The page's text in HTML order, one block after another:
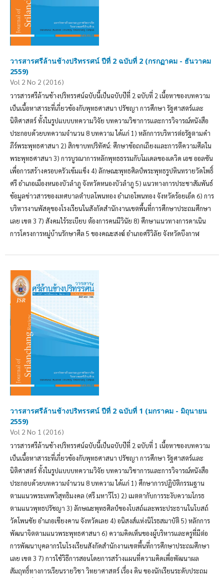
วารสารศรีล้านช้างปริทรรศน์ ปีที่ 2 ฉบับที่ 2 (กรกฏาคม - ธันวาคม
2559)
Vol 2 No 2 (2016)
วารสารศรีล้านช้างปริทรรศน์ฉบับนี้เป็นฉบับปีที่ 2 ฉบับที่ 2 เนื้อหาของบทความ
เป็นเนื้อหาสาระที่เกี่ยวข้องกับพุทธศาสนา ปรัชญา การศึกษา รัฐศาสตร์และ
นิติศาสตร์ ทั้งในรูปแบบบทความวิจัย บทความวิชาการและการวิจารณ์หนังสือ
ประกอบด้วยบทความจำนวน 8 บทความ ได้แก่ 1) หลักการบริหารต่อรัฐตามคำ
ภีร์พระพุทธศาสนา 2) สิกขาบทปริทัศน์: ศึกษาข้อถกเถียงและการตีความศีลใน
พระพุทธศาสนา 3) การบูรณาการหลักพุทธธรรมกับโมเดลของเดวิด เอช ออลซัน
เพื่อการสร้างครอบครัวเข้มแข็ง 4) ลักษณะพุทธศิลป์พระพุทธรูปหินทรายวัดโพธิ์
ศรี อำเภอเมืองหนองบัวลำภู จังหวัดหนองบัวลำภู 5) แนวทางการประชาสัมพันธ์
ข้อมูลข่าวสารของเทศบาลตำบลโพนทอง อำเภอโพนทอง จังหวัดร้อยเอ็ด 6) การ
บริหารงานพัสดุของโรงเรียนในสังกัดสำนักงานเขตพื้นที่การศึกษาประถมศึกษา
เลย เขต 3 7) สังคมไร้ระเบียบ ต้องการคนมีวินัย 8) ศึกษาแนวทางการดาเนิน
การโครงการหมู่บ้านรักษาศีล 5 ของคณะสงฆ์ อำเภอศรีวิลัย จังหวัดบึงกาฬ
วารสารศรีล้านช้างปริทรรศน์ ปีที่ 2 ฉบับที่ 1 (มกราคม - มิถุนายน
2559)
Vol 2 No 1 (2016)
วารสารศรีล้านช้างปริทรรศน์ฉบับนี้เป็นฉบับปีที่ 2 ฉบับที่ 1 เนื้อหาของบทความ
เป็นเนื้อหาสาระที่เกี่ยวข้องกับพุทธศาสนา ปรัชญา การศึกษา รัฐศาสตร์และ
นิติศาสตร์ ทั้งในรูปแบบบทความวิจัย บทความวิชาการและการวิจารณ์หนังสือ
ประกอบด้วยบทความจำนวน 8 บทความ ได้แก่ 1) ศึกษาการปฏิบัติกรรมฐาน
ตามแนวพระเทพวิสุทธิมงคล (ศรี มหาวีโร) 2) เมตตากับการระงับความโกรธ
ตามแนวพุทธปรัชญา 3) ลักษณะพุทธศิลป์ของโบสถ์และพระประธานในโบสถ์
วัดโพนชัย อำเภอเชียงคาน จังหวัดเลย 4) อนิสงส์แห่งนิโรธสมาบัติ 5) หลักการ
พัฒนาจิตตามแนวพระพุทธศาสนา 6) ความคิดเห็นของผู้บริหารและครูที่มีต่อ
การพัฒนาบุคลากรในโรงเรียนสังกัดสำนักงานเขตพื้นที่การศึกษาประถมศึกษา
เลย เขต 3 7) การใช้วิธีการสอนโดยการสร้างแผนที่ความคิดเพื่อพัฒนาผล
สัมฤทธิ์ทางการเรียนรายวิชา วิทยาศาสตร์ เรื่อง ดิน ของนักเรียนระดับประถม